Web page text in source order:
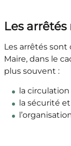
Les
Les arrêtés
Maire, dans le
plus souvent :
la
la sécurité